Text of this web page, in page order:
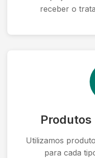
receber o
Produtos
Utilizamos
para cada